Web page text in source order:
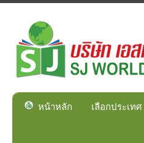
หน้าหลัก เลือกประเทศ